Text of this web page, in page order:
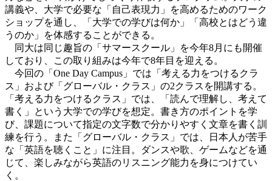
講義や、大学で必要な「自己表現力」を高めるためのワーク
ショップを通し、「大学での学びは何か」「高校とはどう違
うのか」を体感することができる。
同大は同じ趣旨の「サマースクール」を今年8月にも開催
しており、この取り組みは今年で8年目を迎える。
今回の「One Day Campus」では「考える力をつけるクラ
ス」および「グローバル・クラス」の2クラスを開講する。
「考える力をつけるクラス」では、「読んで理解し、考えて
書く」という大学での学びを想定。書き方のポイントを学
び、課題について指定の文字数で分かりやすく文章を書く訓
練を行う。また「グローバル・クラス」では、日本人が苦手
な「英語を聴くこと」に注目。ダンスや歌、ゲームなどを通
じて、楽しみながら英語のリスニング能力を身につけてい
く。